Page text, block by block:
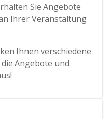
Sie Angebote
Ihrer Veranstaltung
Ihnen verschiedene
Angebote und